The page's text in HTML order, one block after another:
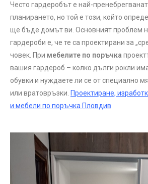
Често гардеробът е най-
планирането, но той е този, който
ще бъде домът ви. Основният проблем
гардероби е, че те са проектирани за
човек. При мебелите по поръчка
вашия гардероб – колко дълги рокли
обувки и нуждаете ли се от специално
или вратовръзки. Проектиране,
и мебели по поръчка Пловдив